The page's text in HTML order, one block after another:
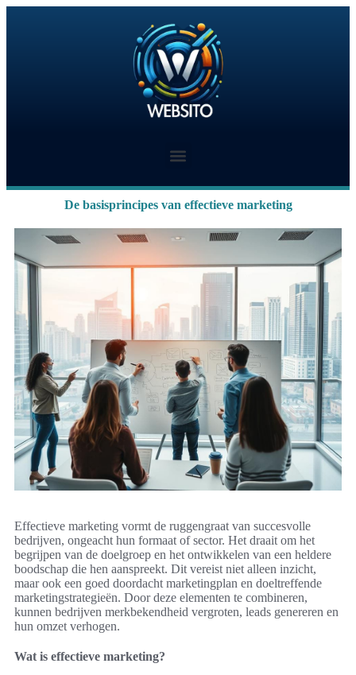
De basisprincipes van effectieve marketing
Effectieve marketing vormt de ruggengraat van succesvolle
bedrijven, ongeacht hun formaat of sector. Het draait om het
begrijpen van de doelgroep en het ontwikkelen van een heldere
boodschap die hen aanspreekt. Dit vereist niet alleen inzicht,
maar ook een goed doordacht marketingplan en doeltreffende
marketingstrategieën. Door deze elementen te combineren,
kunnen bedrijven merkbekendheid vergroten, leads genereren en
hun omzet verhogen.
Wat is effectieve marketing?